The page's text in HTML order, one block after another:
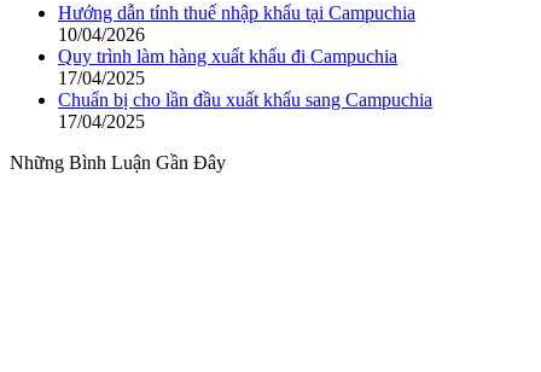
Hướng dẫn tính thuế nhập khẩu tại Campuchia
10/04/2026
Quy trình làm hàng xuất khẩu đi Campuchia
17/04/2025
Chuẩn bị cho lần đầu xuất khẩu sang Campuchia
17/04/2025
Những Bình Luận Gần Đây